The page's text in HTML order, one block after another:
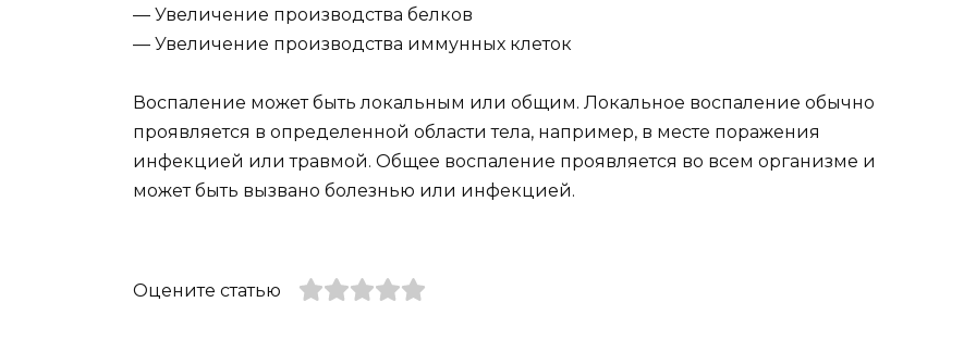
— Увеличение производства белков
— Увеличение производства иммунных клеток
Воспаление может быть локальным или общим. Локальное воспаление обычно
проявляется в определенной области тела, например, в месте поражения
инфекцией или травмой. Общее воспаление проявляется во всем организме и
может быть вызвано болезнью или инфекцией.
Оцените статью